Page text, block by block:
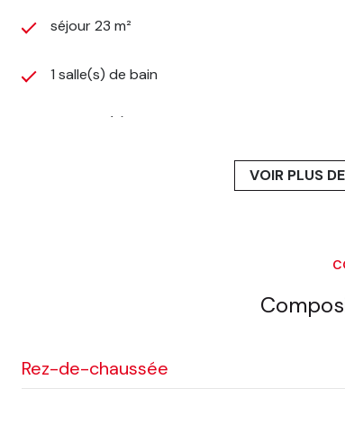
séjour 23 m²
1 salle(s) de bain
2 garage(s)
VOIR PLUS
Rez-de-chaussée